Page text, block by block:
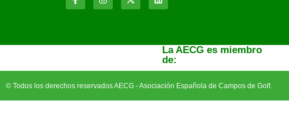
La AECG es miembro
de:
© Todos los derechos reservados AECG - Asociación Española de Campos de Golf.